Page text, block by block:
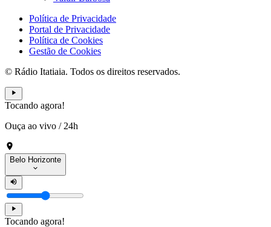
Política de Privacidade
Portal de Privacidade
Política de Cookies
Gestão de Cookies
© Rádio Itatiaia. Todos os direitos reservados.
Tocando agora!
Ouça ao vivo / 24h
Belo Horizonte
Tocando agora!